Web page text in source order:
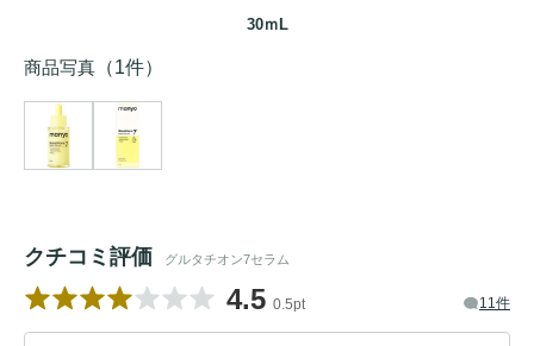
30ｍL
商品写真 （1件）
クチコミ評価 グルタチオン7セラム
4.5 0.5pt 11件